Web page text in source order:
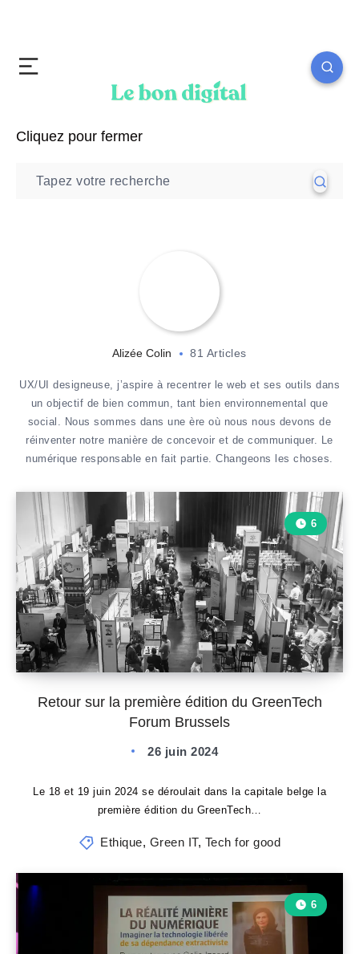
Cliquez pour fermer
Alizée Colin 81 Articles
UX/UI designeuse, j’aspire à recentrer le web et ses outils dans
un objectif de bien commun, tant bien environnemental que
social. Nous sommes dans une ère où nous nous devons de
réinventer notre manière de concevoir et de communiquer. Le
numérique responsable en fait partie. Changeons les choses.
Retour sur la première édition du GreenTech
Forum Brussels
6
26 juin 2024
Le 18 et 19 juin 2024 se déroulait dans la capitale belge la
première édition du GreenTech…
Ethique, Green IT, Tech for good
6